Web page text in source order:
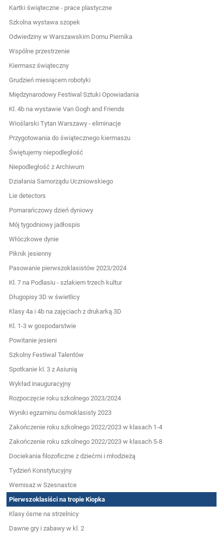
Kartki świąteczne - prace plastyczne
Szkolna wystawa szopek
Odwiedziny w Warszawskim Domu Piernika
Wspólne przestrzenie
Kiermasz świąteczny
Grudzień miesiącem robotyki
Międzynarodowy Festiwal Sztuki Opowiadania
Kl. 4b na wystawie Van Gogh and Friends
Wioślarski Tytan Warszawy - eliminacje
Przygotowania do świątecznego kiermaszu
Świętujemy niepodległość
Niepodległość z Archiwum
Działania Samorządu Uczniowskiego
Lie detectors
Pomarańczowy dzień dyniowy
Mój tygodniowy jadłospis
Włóczkowe dynie
Piknik jesienny
Pasowanie pierwszoklasistów 2023/2024
Kl. 7 na Podlasiu - szlakiem trzech kultur
Długopisy 3D w świetlicy
Klasy 4a i 4b na zajęciach z drukarką 3D
Kl. 1-3 w gospodarstwie
Powitanie jesieni
Szkolny Festiwal Talentów
Spotkanie kl. 3 z Asiunią
Wykład inauguracyjny
Rozpoczęcie roku szkolnego 2023/2024
Wyniki egzaminu ósmoklasisty 2023
Zakończenie roku szkolnego 2022/2023 w klasach 1-4
Zakończenie roku szkolnego 2022/2023 w klasach 5-8
Dociekania filozoficzne z dziećmi i młodzieżą
Tydzień Konstytucyjny
Wernisaż w Szesnastce
Pierwszoklasiści na tropie Kiopka
Klasy ósme na strzelnicy
Dawne gry i zabawy w kl. 2